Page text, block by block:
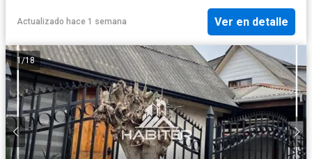
Actualizado hace 1 semana Ver en detalle
1/18